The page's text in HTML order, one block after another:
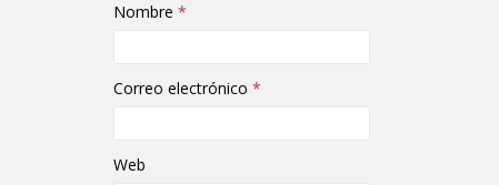
Nombre *
Correo electrónico *
Web